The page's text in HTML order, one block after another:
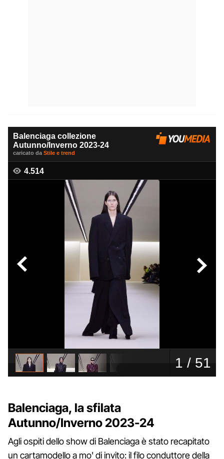
Balenciaga, la sfilata
Autunno/Inverno 2023-24
Agli ospiti dello show di Balenciaga è stato recapitato
un cartamodello a mo' di invito: il filo conduttore della